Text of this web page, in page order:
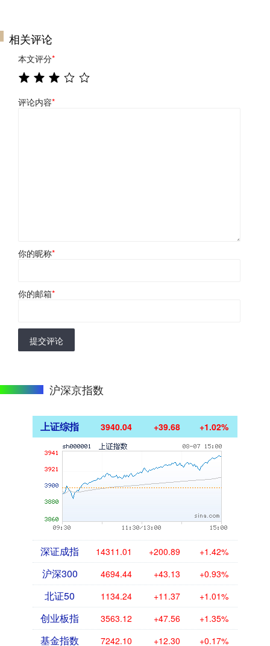
相关评论
本文评分*
评论内容*
你的昵称*
你的邮箱*
提交评论
沪深京指数
上证综指 3940.04 +39.68 +1.02%
深证成指 14311.01 +200.89 +1.42%
沪深300 4694.44 +43.13 +0.93%
北证50 1134.24 +11.37 +1.01%
创业板指 3563.12 +47.56 +1.35%
基金指数 7242.10 +12.30 +0.17%